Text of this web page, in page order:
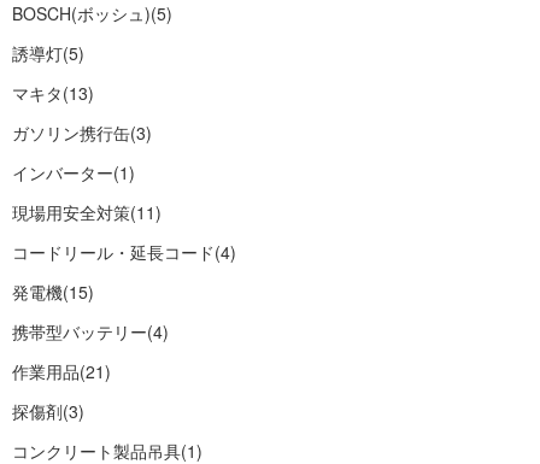
BOSCH(ボッシュ)(5)
誘導灯(5)
マキタ(13)
ガソリン携行缶(3)
インバーター(1)
現場用安全対策(11)
コードリール・延長コード(4)
発電機(15)
携帯型バッテリー(4)
作業用品(21)
探傷剤(3)
コンクリート製品吊具(1)